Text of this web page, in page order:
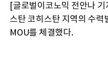
[글로벌이코노믹 전안나
스탄 코히스탄 지역의 수력
MOU를 체결했다.